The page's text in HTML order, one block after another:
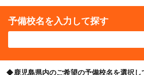
予備校名を入力して探す
◆鹿児島県内のご希望の予備校名を選択し